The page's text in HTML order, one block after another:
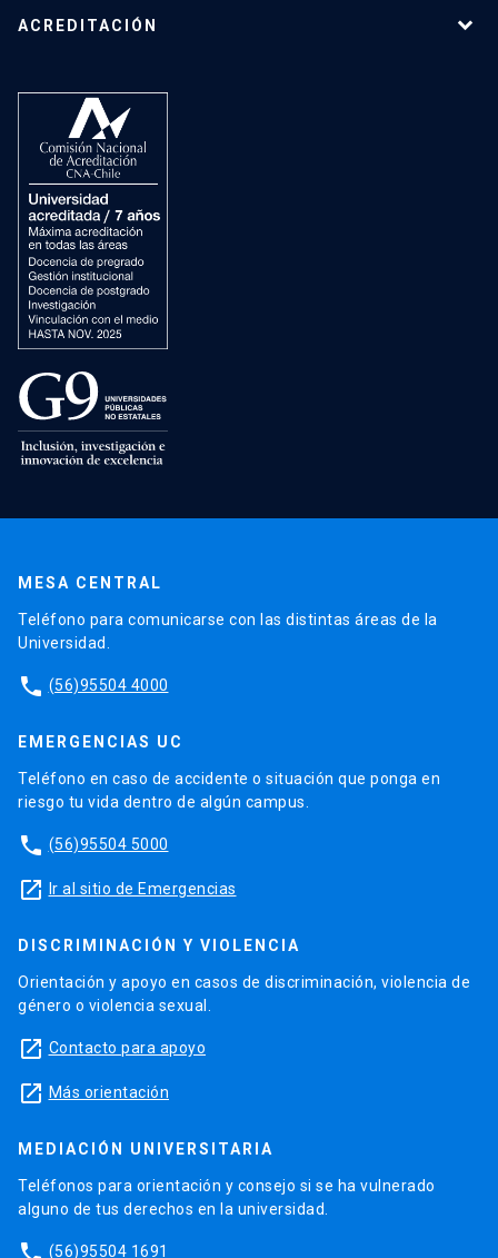
ACREDITACIÓN
MESA CENTRAL
Teléfono para comunicarse con las distintas áreas de la
Universidad.
phone (56)95504 4000
EMERGENCIAS UC
Teléfono en caso de accidente o situación que ponga en
riesgo tu vida dentro de algún campus.
phone (56)95504 5000
launch Ir al sitio de Emergencias
DISCRIMINACIÓN Y VIOLENCIA
Orientación y apoyo en casos de discriminación, violencia de
género o violencia sexual.
launch Contacto para apoyo
launch Más orientación
MEDIACIÓN UNIVERSITARIA
Teléfonos para orientación y consejo si se ha vulnerado
alguno de tus derechos en la universidad.
(56)95504 1691